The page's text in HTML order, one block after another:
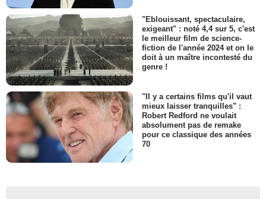
"Eblouissant, spectaculaire,
exigeant" : noté 4,4 sur 5, c'est
le meilleur film de science-
fiction de l'année 2024 et on le
doit à un maître incontesté du
genre !
"Il y a certains films qu'il vaut
mieux laisser tranquilles" :
Robert Redford ne voulait
absolument pas de remake
pour ce classique des années
70